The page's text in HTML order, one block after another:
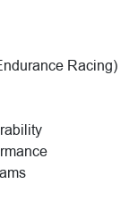
Racing)